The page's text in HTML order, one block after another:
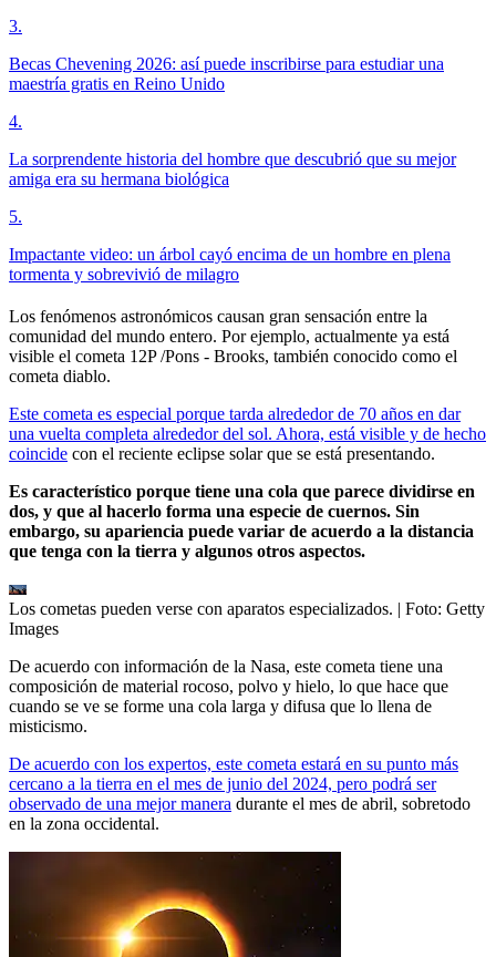
3.
Becas Chevening 2026: así puede inscribirse para estudiar una
maestría gratis en Reino Unido
4.
La sorprendente historia del hombre que descubrió que su mejor
amiga era su hermana biológica
5.
Impactante video: un árbol cayó encima de un hombre en plena
tormenta y sobrevivió de milagro
Los fenómenos astronómicos causan gran sensación entre la
comunidad del mundo entero. Por ejemplo, actualmente ya está
visible el cometa 12P /Pons - Brooks, también conocido como el
cometa diablo.
Este cometa es especial porque tarda alrededor de 70 años en dar
una vuelta completa alrededor del sol. Ahora, está visible y de hecho
coincide con el reciente eclipse solar que se está presentando.
Es característico porque tiene una cola que parece dividirse en
dos, y que al hacerlo forma una especie de cuernos. Sin
embargo, su apariencia puede variar de acuerdo a la distancia
que tenga con la tierra y algunos otros aspectos.
Los cometas pueden verse con aparatos especializados. | Foto: Getty
Images
De acuerdo con información de la Nasa, este cometa tiene una
composición de material rocoso, polvo y hielo, lo que hace que
cuando se ve se forme una cola larga y difusa que lo llena de
misticismo.
De acuerdo con los expertos, este cometa estará en su punto más
cercano a la tierra en el mes de junio del 2024, pero podrá ser
observado de una mejor manera durante el mes de abril, sobretodo
en la zona occidental.